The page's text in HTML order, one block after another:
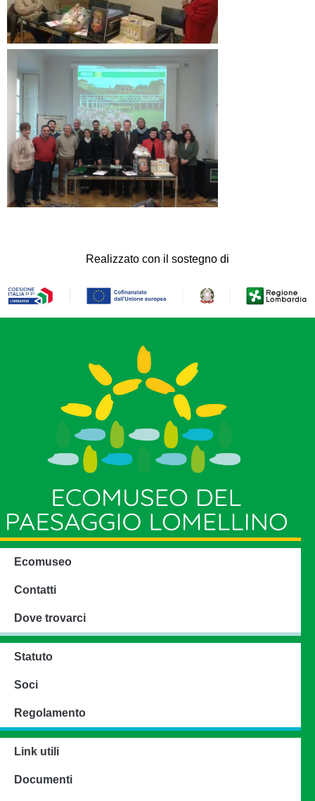
Realizzato con il sostegno di
Ecomuseo
Contatti
Dove trovarci
Statuto
Soci
Regolamento
Link utili
Documenti